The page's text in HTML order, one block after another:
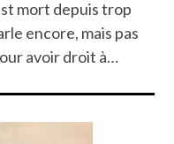
mort depuis trop
encore, mais pas
avoir droit à…